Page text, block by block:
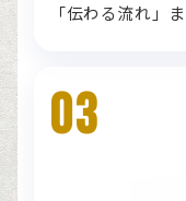
「伝わる流れ」
03